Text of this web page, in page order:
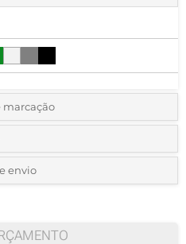
marcação
cores do logotipo:
envio